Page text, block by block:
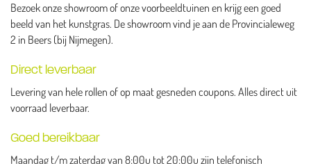
Bezoek onze showroom of onze voorbeeldtuinen en krijg een goed
beeld van het kunstgras. De showroom vind je aan de Provincialeweg
2 in Beers (bij Nijmegen).
Direct leverbaar
Levering van hele rollen of op maat gesneden coupons. Alles direct uit
voorraad leverbaar.
Goed bereikbaar
Maandag t/m zaterdag van 8:00u tot 20:00u zijn telefonisch